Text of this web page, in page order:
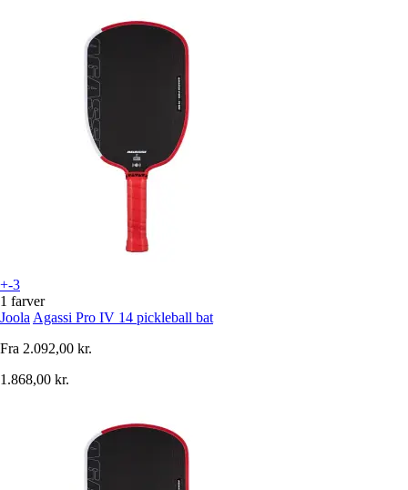
+-3
1 farver
Joola Agassi Pro IV 14 pickleball bat
Fra 2.092,00 kr.
1.868,00 kr.